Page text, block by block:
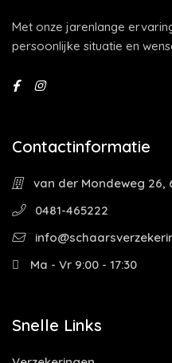
Met onze jarenlange
persoonlijke situatie en
Contactinformatie
van der Mondeweg 26,
0481-465222
Ma - Vr 9:00 - 17:30
Snelle Links